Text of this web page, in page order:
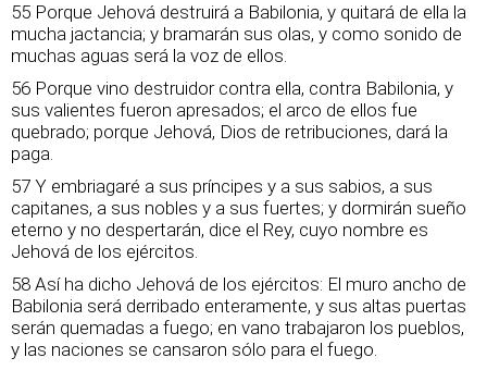
55 Porque Jehová destruirá a Babilonia, y quitará de ella la
mucha jactancia; y bramarán sus olas, y como sonido de
muchas aguas será la voz de ellos.
56 Porque vino destruidor contra ella, contra Babilonia, y
sus valientes fueron apresados; el arco de ellos fue
quebrado; porque Jehová, Dios de retribuciones, dará la
paga.
57 Y embriagaré a sus príncipes y a sus sabios, a sus
capitanes, a sus nobles y a sus fuertes; y dormirán sueño
eterno y no despertarán, dice el Rey, cuyo nombre es
Jehová de los ejércitos.
58 Así ha dicho Jehová de los ejércitos: El muro ancho de
Babilonia será derribado enteramente, y sus altas puertas
serán quemadas a fuego; en vano trabajaron los pueblos,
y las naciones se cansaron sólo para el fuego.